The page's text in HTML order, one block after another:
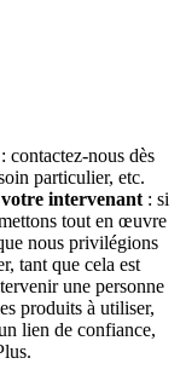
: contactez-nous dès
particulier, etc.
votre intervenant : si
tout en œuvre
nous privilégions
tant que cela est
une personne
produits à utiliser,
lien de confiance,